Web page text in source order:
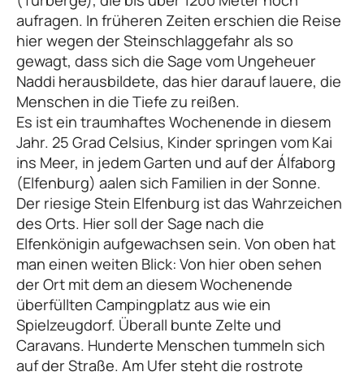
aufragen. In früheren Zeiten erschien die Reise
hier wegen der Steinschlaggefahr als so
gewagt, dass sich die Sage vom Ungeheuer
Naddi herausbildete, das hier darauf lauere, die
Menschen in die Tiefe zu reißen.
Es ist ein traumhaftes Wochenende in diesem
Jahr. 25 Grad Celsius, Kinder springen vom Kai
ins Meer, in jedem Garten und auf der Álfaborg
(Elfenburg) aalen sich Familien in der Sonne.
Der riesige Stein Elfenburg ist das Wahrzeichen
des Orts. Hier soll der Sage nach die
Elfenkönigin aufgewachsen sein. Von oben hat
man einen weiten Blick: Von hier oben sehen
der Ort mit dem an diesem Wochenende
überfüllten Campingplatz aus wie ein
Spielzeugdorf. Überall bunte Zelte und
Caravans. Hunderte Menschen tummeln sich
auf der Straße. Am Ufer steht die rostrote